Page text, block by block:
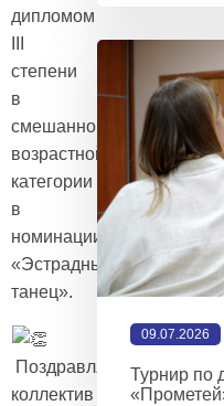
дипломом
степени
в
смешанной
возрастной
категории
в
номинации
«Эстрадный
танец».
Поздравляем
коллектив
09.07.2026
Турнир по